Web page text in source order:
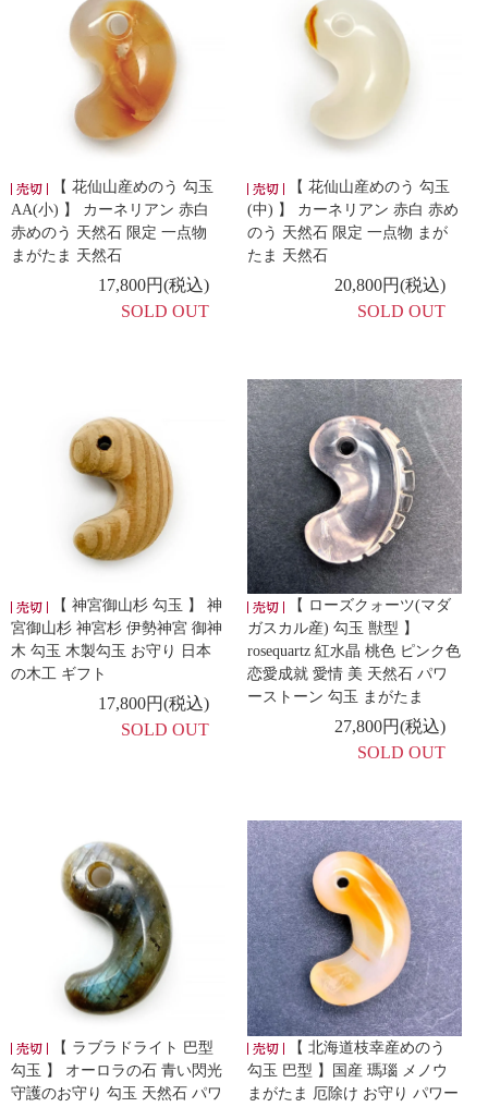
【 花仙山産めのう 勾玉
AA(小) 】 カーネリアン 赤白
赤めのう 天然石 限定 一点物
まがたま 天然石
17,800円(税込)
SOLD OUT
【 花仙山産めのう 勾玉
(中) 】 カーネリアン 赤白 赤め
のう 天然石 限定 一点物 まが
たま 天然石
20,800円(税込)
SOLD OUT
【 神宮御山杉 勾玉 】 神
宮御山杉 神宮杉 伊勢神宮 御神
木 勾玉 木製勾玉 お守り 日本
の木工 ギフト
17,800円(税込)
SOLD OUT
【 ローズクォーツ(マダ
ガスカル産) 勾玉 獣型 】
rosequartz 紅水晶 桃色 ピンク色
恋愛成就 愛情 美 天然石 パワ
ーストーン 勾玉 まがたま
27,800円(税込)
SOLD OUT
【 ラブラドライト 巴型
勾玉 】 オーロラの石 青い閃光
守護のお守り 勾玉 天然石 パワ
【 北海道枝幸産めのう
勾玉 巴型 】国産 瑪瑙 メノウ
まがたま 厄除け お守り パワー